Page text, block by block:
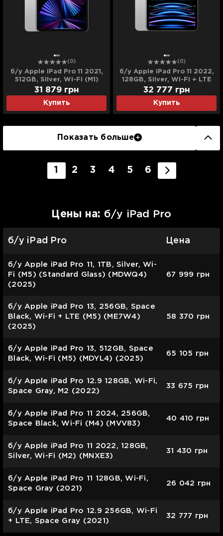
(0)
б/у Apple iPad Pro 11 2021,
512GB, Silver, Wi-Fi (M1)
(MHQX3)
Купить
31 879 грн
(0)
б/у Apple iPad Pro 11 2022,
128GB, Silver, Wi-Fi + LTE
(M2) (MP563/MNYD3)
Купить
32 777 грн
Показать больше
1 2 3 4 5 6
Цены на: б/у iPad Pro
б/у iPad Pro Цена
б/у Apple iPad Pro 11, 1TB, Silver, Wi-
Fi (M5) (Standard Glass) (MDWQ4)
(2025)
67 999 грн
б/у Apple iPad Pro 13, 256GB, Space
Black, Wi-Fi + LTE (M5) (ME7W4)
(2025)
58 370 грн
б/у Apple iPad Pro 13, 512GB, Space
Black, Wi-Fi (M5) (MDYL4) (2025)
65 105 грн
б/у Apple iPad Pro 12.9 128GB, Wi-Fi,
Space Gray, M2 (2022)
33 675 грн
б/у Apple iPad Pro 11 2024, 256GB,
Space Black, Wi-Fi (M4) (MVV83)
40 410 грн
б/у Apple iPad Pro 11 2022, 128GB,
Silver, Wi-Fi (M2) (MNXE3)
31 430 грн
б/у Apple iPad Pro 11 128GB, Wi-Fi,
Space Gray (2021)
26 042 грн
б/у Apple iPad Pro 12.9 256GB, Wi-Fi
+ LTE, Space Gray (2021)
32 777 грн